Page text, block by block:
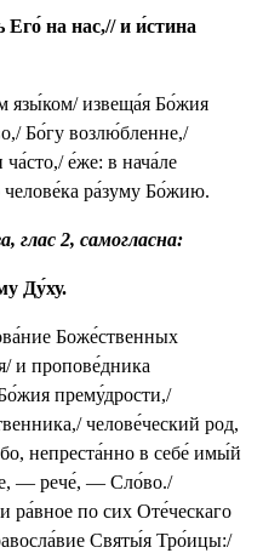
на нас,// и и́стина
язы́ком/ извеща́я Бо́жия
Бо́гу возлю́бленне,/
е́же: в нача́ле
ра́зуму Бо́жию.
глас 2, самогласна:
Ду́ху.
Боже́ственных
и пропове́дника
прему́дрости,/
челове́ческий род,
непреста́нно в себе́ имы́й
— рече́, — Сло́во./
ра́вное по сих Оте́ческаго
Святы́я Тро́ицы:/